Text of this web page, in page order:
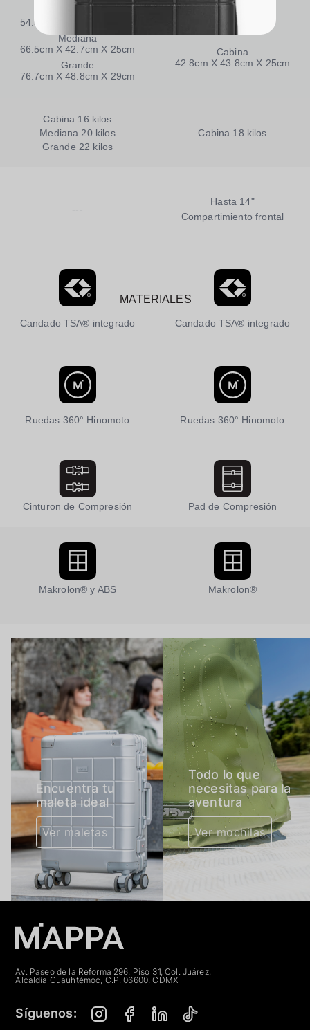
MATERIALES
54.5cm X 35cm X 20.7cm
Mediana
66.5cm X 42.7cm X 25cm
Grande
76.7cm X 48.8cm X 29cm
Cabina 16 kilos
Mediana 20 kilos
Grande 22 kilos
---
Candado TSA® integrado
Ruedas 360° Hinomoto
Cinturon de Compresión
Makrolon® y ABS
Cabina
42.8cm X 43.8cm X 25cm
Cabina 18 kilos
Hasta 14"
Compartimiento frontal
Candado TSA® integrado
Ruedas 360° Hinomoto
Pad de Compresión
Makrolon®
Encuentra tu
maleta ideal
Ver maletas
Todo lo que
necesitas para la
aventura
Ver mochilas
Av. Paseo de la Reforma 296, Piso 31, Col. Juárez,
Alcaldía Cuauhtémoc, C.P. 06600, CDMX
Síguenos: